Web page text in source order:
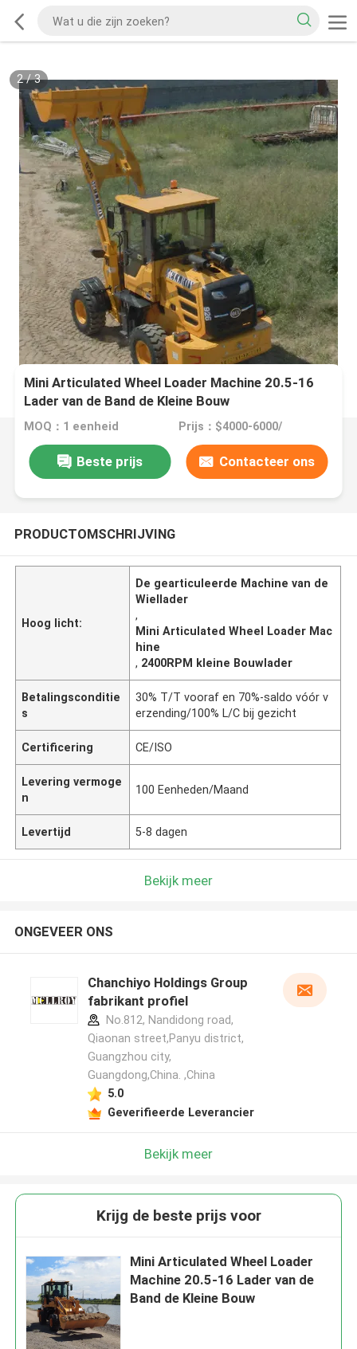
2/3
Mini Articulated Wheel Loader Machine 20.5-16
Lader van de Band de Kleine Bouw
MOQ：1 eenheid Prijs：$4000-6000/
Beste prijs Contacteer ons
PRODUCTOMSCHRIJVING
Hoog licht:
De gearticuleerde Machine van de
Wiellader
,
Mini Articulated Wheel Loader Mac
hine
, 2400RPM kleine Bouwlader
Betalingsconditie
s
30% T/T vooraf en 70%-saldo vóór v
erzending/100% L/C bij gezicht
Certificering CE/ISO
Levering vermoge
n
100 Eenheden/Maand
Levertijd 5-8 dagen
Bekijk meer
ONGEVEER ONS
Chanchiyo Holdings Group
fabrikant profiel
No.812, Nandidong road,
Qiaonan street,Panyu district,
Guangzhou city,
Guangdong,China. ,China
5.0
Geverifieerde Leverancier
Bekijk meer
Krijg de beste prijs voor
Mini Articulated Wheel Loader
Machine 20.5-16 Lader van de
Band de Kleine Bouw